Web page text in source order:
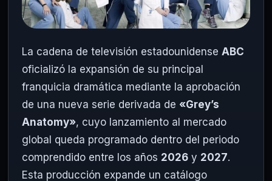
La cadena de televisión estadounidense ABC
oficializó la expansión de su principal
franquicia dramática mediante la aprobación
de una nueva serie derivada de «Grey’s
Anatomy», cuyo lanzamiento al mercado
global queda programado dentro del periodo
comprendido entre los años 2026 y 2027.
Esta producción expande un catálogo